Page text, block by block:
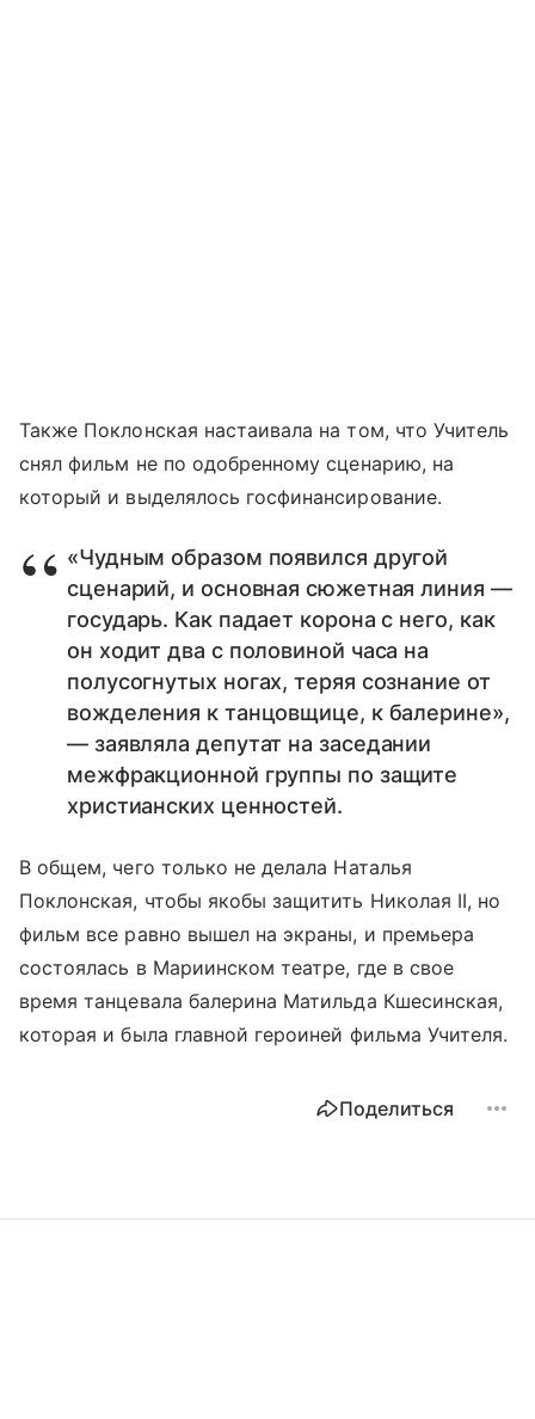
Также Поклонская настаивала на том, что Учитель
снял фильм не по одобренному сценарию, на
который и выделялось госфинансирование.
«Чудным образом появился другой
сценарий, и основная сюжетная линия —
государь. Как падает корона с него, как
он ходит два с половиной часа на
полусогнутых ногах, теряя сознание от
вожделения к танцовщице, к балерине»,
— заявляла депутат на заседании
межфракционной группы по защите
христианских ценностей.
В общем, чего только не делала Наталья
Поклонская, чтобы якобы защитить Николая II, но
фильм все равно вышел на экраны, и премьера
состоялась в Мариинском театре, где в свое
время танцевала балерина Матильда Кшесинская,
которая и была главной героиней фильма Учителя.
Поделиться